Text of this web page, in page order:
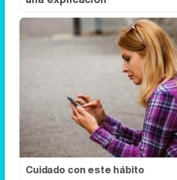
Cuidado con este hábito